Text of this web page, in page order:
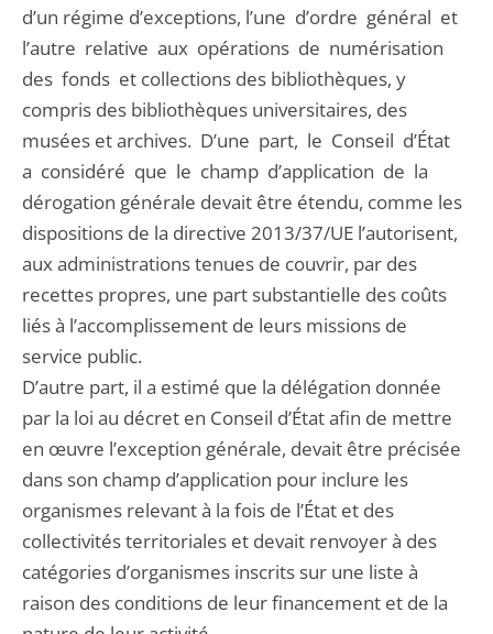
d’un régime d’exceptions, l’une d’ordre général et
l’autre relative aux opérations de numérisation
des fonds et collections des bibliothèques, y
compris des bibliothèques universitaires, des
musées et archives. D’une part, le Conseil d’État
a considéré que le champ d’application de la
dérogation générale devait être étendu, comme les
dispositions de la directive 2013/37/UE l’autorisent,
aux administrations tenues de couvrir, par des
recettes propres, une part substantielle des coûts
liés à l’accomplissement de leurs missions de
service public.
D’autre part, il a estimé que la délégation donnée
par la loi au décret en Conseil d’État afin de mettre
en œuvre l’exception générale, devait être précisée
dans son champ d’application pour inclure les
organismes relevant à la fois de l’État et des
collectivités territoriales et devait renvoyer à des
catégories d’organismes inscrits sur une liste à
raison des conditions de leur financement et de la